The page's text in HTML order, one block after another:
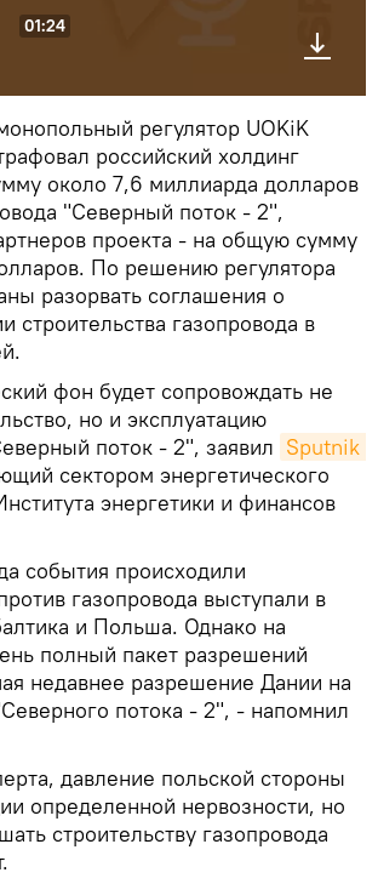
01:24
регулятор UOKiK
российский холдинг
около 7,6 миллиарда долларов
"Северный поток - 2",
проекта - на общую сумму
По решению регулятора
разорвать соглашения о
строительства газопровода в
фон будет сопровождать не
но и эксплуатацию
поток - 2", заявил Sputnik
сектором энергетического
энергетики и финансов
события происходили
газопровода выступали в
и Польша. Однако на
полный пакет разрешений
недавнее разрешение Дании на
потока - 2", - напомнил
давление польской стороны
определенной нервозности, но
строительству газопровода